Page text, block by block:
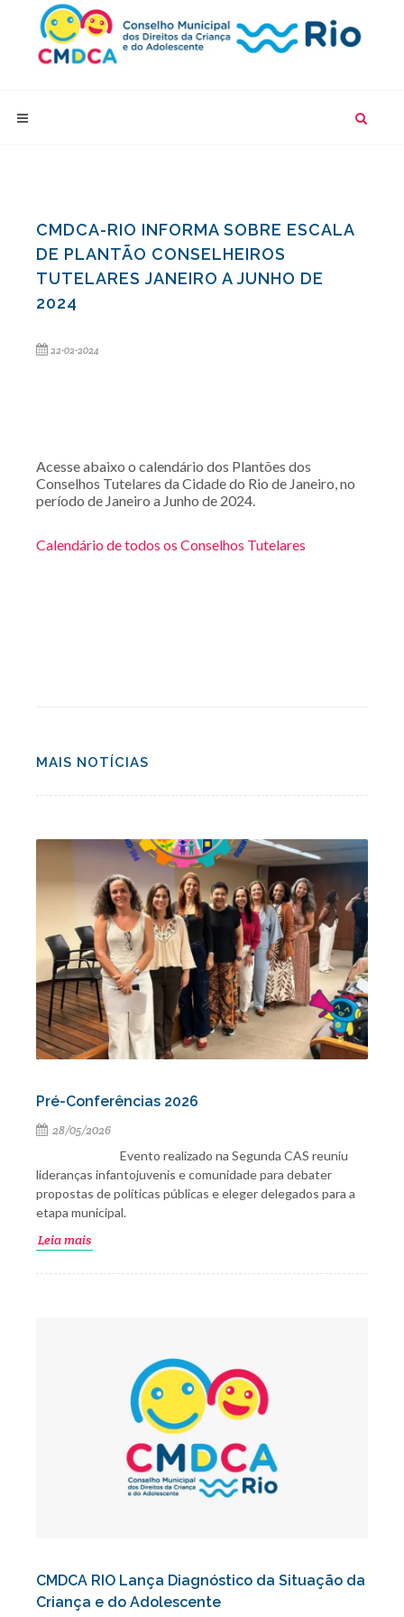
CMDCA-RIO INFORMA SOBRE ESCALA
DE PLANTÃO CONSELHEIROS
TUTELARES JANEIRO A JUNHO DE
2024
22-02-2024
Acesse abaixo o calendário dos Plantões dos
Conselhos Tutelares da Cidade do Rio de Janeiro, no
período de Janeiro a Junho de 2024.
Calendário de todos os Conselhos Tutelares
MAIS NOTÍCIAS
Pré-Conferências 2026
28/05/2026
Evento realizado na Segunda CAS reuniu
lideranças infantojuvenis e comunidade para debater
propostas de políticas públicas e eleger delegados para a
etapa municipal.
Leia mais
CMDCA RIO Lança Diagnóstico da Situação da
Criança e do Adolescente